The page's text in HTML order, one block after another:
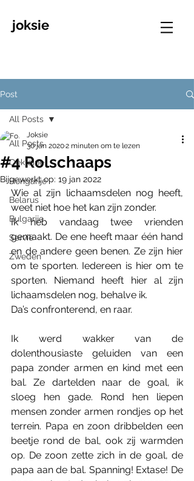
joksie
Post
All Posts
Oekraine
Hongarije
Belarus
Bulgarije
Servië
Zweden
All Posts
#4 Rolschaaps
Joksie
30 jan 20202 minuten om te lezen
Bijgewerkt op: 19 jan 2022
Wie al zijn lichaamsdelen nog heeft,
weet niet hoe het kan zijn zonder.
Ik heb vandaag twee vrienden
gemaakt. De ene heeft maar één hand
en de andere geen benen. Ze zijn hier
om te sporten. Iedereen is hier om te
sporten. Niemand heeft hier al zijn
lichaamsdelen nog, behalve ik.
Da’s confronterend, en raar.
Ik werd wakker van de
dolenthousiaste geluiden van een
papa zonder armen en kind met een
bal. Ze dartelden naar de goal, ik
sloeg hen gade. Rond hen liepen
mensen zonder armen rondjes op het
terrein. Papa en zoon dribbelden een
beetje rond de bal, ook zij warmden
op. De zoon zette zich in de goal, de
papa aan de bal. Spanning! Extase! De